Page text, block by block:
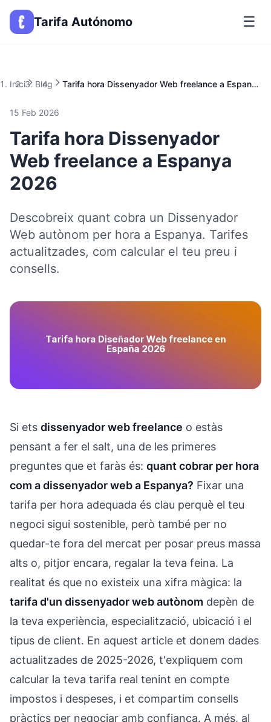
Tarifa Autónomo ☰
Inici Blog Tarifa hora Dissenyador Web freelance a Espanya 2026
15 Feb 2026
Tarifa hora Dissenyador
Web freelance a Espanya
2026
Descobreix quant cobra un Dissenyador
Web autònom per hora a Espanya. Tarifes
actualitzades, com calcular el teu preu i
consells.
Si ets dissenyador web freelance o estàs
pensant a fer el salt, una de les primeres
preguntes que et faràs és: quant cobrar per hora
com a dissenyador web a Espanya? Fixar una
tarifa per hora adequada és clau perquè el teu
negoci sigui sostenible, però també per no
quedar-te fora del mercat per posar preus massa
alts o, pitjor encara, regalar la teva feina. La
realitat és que no existeix una xifra màgica: la
tarifa d'un dissenyador web autònom depèn de
la teva experiència, especialització, ubicació i el
tipus de client. En aquest article et donem dades
actualitzades de 2025-2026, t'expliquem com
calcular la teva tarifa real tenint en compte
impostos i despeses, i et compartim consells
pràctics per negociar amb confiança. A més, al